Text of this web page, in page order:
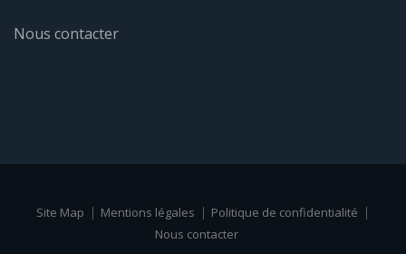
Nous contacter
Site Map Mentions légales
Politique de confidentialité
Nous contacter